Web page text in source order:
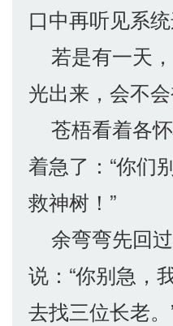
口中再听见系统
若是有一天
光出来，会不
苍梧看着各
着急了：“你们
救神树！”
余弯弯先回
说：“你别急，
去找三位长老。